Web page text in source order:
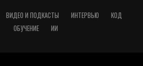
ВИДЕО И ПОДКАСТЫ ИНТЕРВЬЮ
КОД
ОБУЧЕНИЕ
ИИ